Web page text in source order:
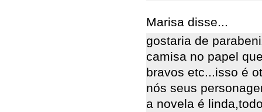
Marisa disse...
gostaria de
camisa no papel
bravos etc...isso é
nós seus
a novela é